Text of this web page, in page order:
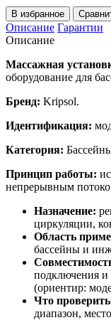
В избранное
Описание Гарантии
Описание
Массажная
оборудование для
Бренд: Kripsol.
Идентификация:
Категория:
Принцип работы:
непрерывным
Назначение:
циркуляции,
Область
бассейны и
подключения и
(ориентир:
Что
диапазон,